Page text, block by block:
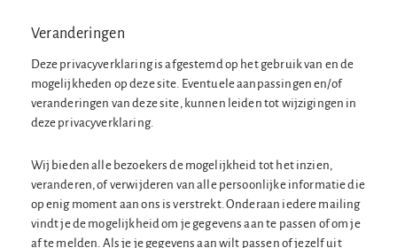
Veranderingen
Deze privacyverklaring is afgestemd op het gebruik van en de
mogelijkheden op deze site. Eventuele aanpassingen en/of
veranderingen van deze site, kunnen leiden tot wijzigingen in
deze privacyverklaring.
Wij bieden alle bezoekers de mogelijkheid tot het inzien,
veranderen, of verwijderen van alle persoonlijke informatie die
op enig moment aan ons is verstrekt. Onderaan iedere mailing
vindt je de mogelijkheid om je gegevens aan te passen of om je
af te melden. Als je je gegevens aan wilt passen of jezelf uit